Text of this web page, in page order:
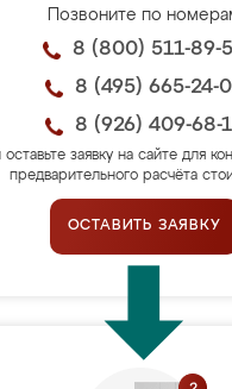
Позвоните по
8 (800) 511-89-
8 (495) 665-24-
8 (926) 409-68-
заявку на сайте для
предварительного расчёта
ОСТАВИТЬ ЗАЯВКУ